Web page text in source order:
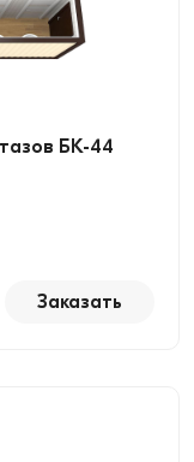
БК-44
Заказать